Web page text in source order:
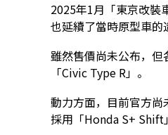
2025年1月「東京改裝
也延續了當時原型車的
雖然售價尚未公布，
「Civic Type R」。
動力方面，目前官方尚
採用「Honda S+ Shift